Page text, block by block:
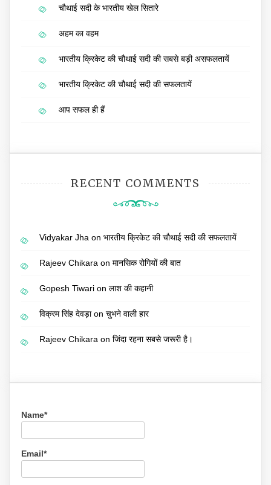
चौथाई सदी के भारतीय खेल सितारे
अहम का वहम
भारतीय क्रिकेट की चौथाई सदी की सबसे बड़ी असफलतायें
भारतीय क्रिकेट की चौथाई सदी की सफलतायें
आप सफल ही हैं
RECENT COMMENTS
Vidyakar Jha on भारतीय क्रिकेट की चौथाई सदी की सफलतायें
Rajeev Chikara on मानसिक रोगियों की बात
Gopesh Tiwari on लाश की कहानी
विक्रम सिंह देवड़ाon चुभने वाली हार
Rajeev Chikara on जिंदा रहना सबसे जरूरी है।
Name*
Email*